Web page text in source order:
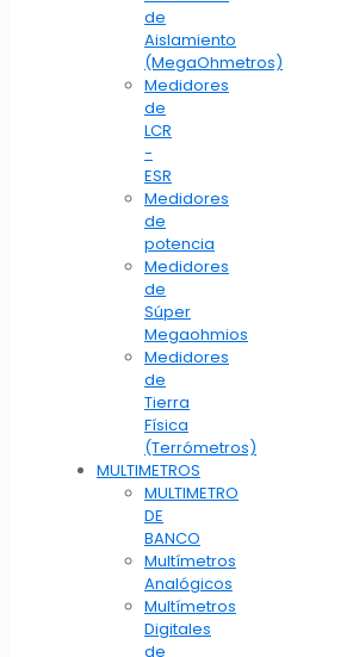
de
Aislamiento
(MegaOhmetros)
Medidores
de
LCR
-
ESR
Medidores
de
potencia
Medidores
de
Súper
Megaohmios
Medidores
de
Tierra
Física
(Terrómetros)
MULTIMETROS
MULTIMETRO
DE
BANCO
Multímetros
Analógicos
Multímetros
Digitales
de